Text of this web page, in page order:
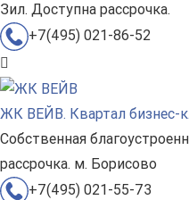
Зил. Доступна рассрочка.
+7(495) 021-86-52
ЖК ВЕЙВ. Квартал бизнес-
Собственная
рассрочка. м. Борисово
+7(495) 021-55-73